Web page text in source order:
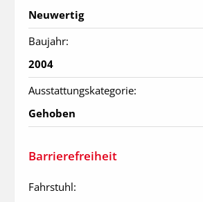
Neuwertig
Baujahr:
2004
Ausstattungskategorie:
Gehoben
Barrierefreiheit
Fahrstuhl: